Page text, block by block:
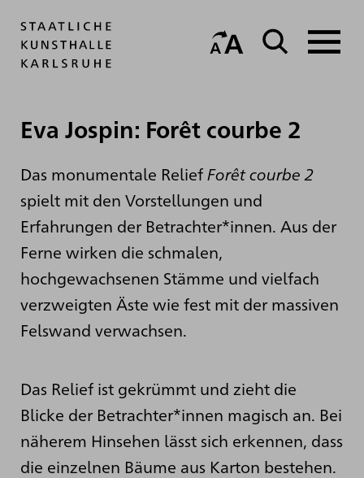
Eva Jospin: Forêt courbe 2
Das monumentale ReliefForêt courbe 2
spielt mit den Vorstellungen und
Erfahrungen der Betrachter*innen. Aus der
Ferne wirken die schmalen,
hochgewachsenen Stämme und vielfach
verzweigten Äste wie fest mit der massiven
Felswand verwachsen.
Das Relief ist gekrümmt und zieht die
Blicke der Betrachter*innen magisch an. Bei
näherem Hinsehen lässt sich erkennen, dass
die einzelnen Bäume aus Karton bestehen.